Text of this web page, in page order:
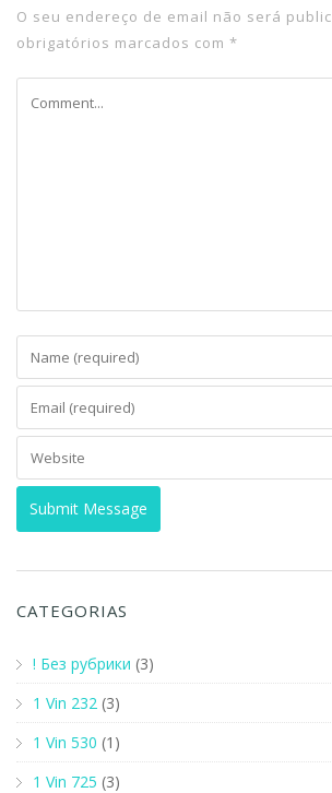
O seu endereço de email não será
obrigatórios marcados com *
CATEGORIAS
! Без рубрики (3)
1 Vin 232 (3)
1 Vin 530 (1)
1 Vin 725 (3)